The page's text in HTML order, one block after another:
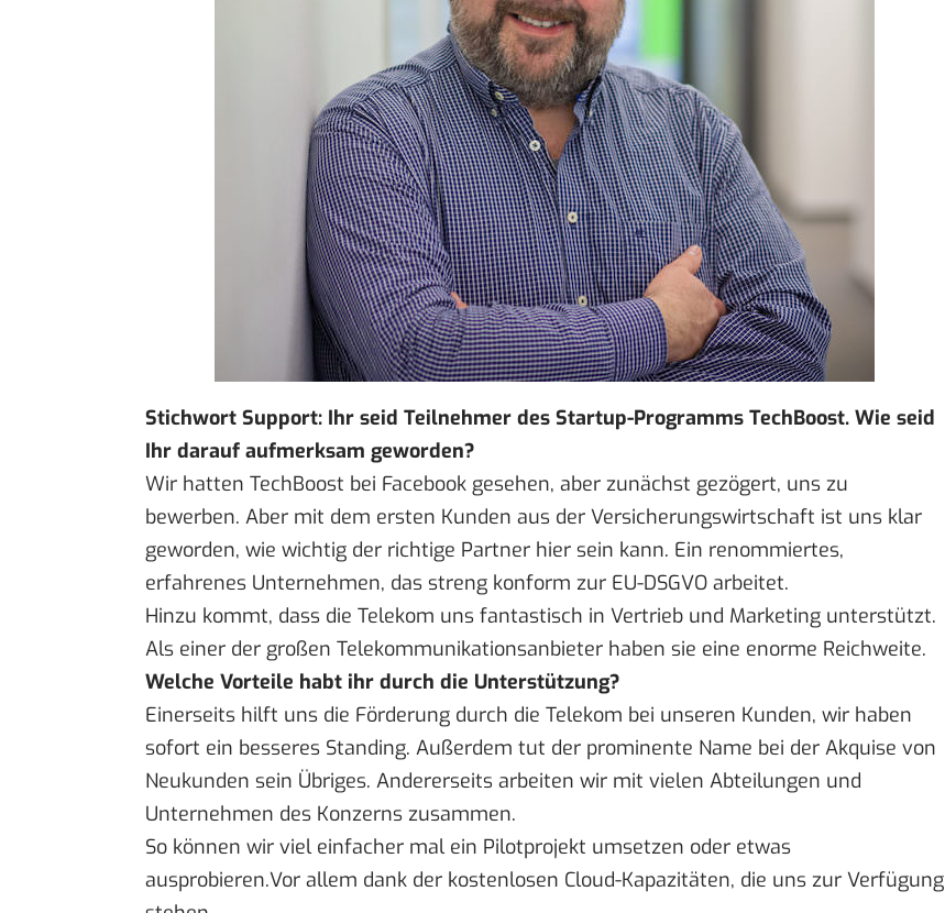
Stichwort Support: Ihr seid Teilnehmer des Startup-Programms TechBoost. Wie seid
Ihr darauf aufmerksam geworden?
Wir hatten TechBoost bei Facebook gesehen, aber zunächst gezögert, uns zu
bewerben. Aber mit dem ersten Kunden aus der Versicherungswirtschaft ist uns klar
geworden, wie wichtig der richtige Partner hier sein kann. Ein renommiertes,
erfahrenes Unternehmen, das streng konform zur EU-DSGVO arbeitet.
Hinzu kommt, dass die Telekom uns fantastisch in Vertrieb und Marketing unterstützt.
Als einer der großen Telekommunikationsanbieter haben sie eine enorme Reichweite.
Welche Vorteile habt ihr durch die Unterstützung?
Einerseits hilft uns die Förderung durch die Telekom bei unseren Kunden, wir haben
sofort ein besseres Standing. Außerdem tut der prominente Name bei der Akquise von
Neukunden sein Übriges. Andererseits arbeiten wir mit vielen Abteilungen und
Unternehmen des Konzerns zusammen.
So können wir viel einfacher mal ein Pilotprojekt umsetzen oder etwas
ausprobieren.Vor allem dank der kostenlosen Cloud-Kapazitäten, die uns zur Verfügung